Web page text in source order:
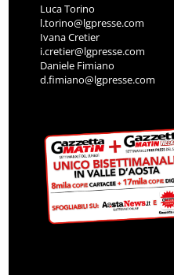
Luca Torino
l.torino@lgpresse.com
Ivana Cretier
i.cretier@lgpresse.com
Daniele Fimiano
d.fimiano@lgpresse.com